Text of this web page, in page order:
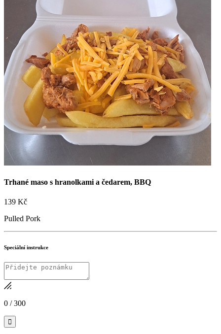
Objednat online +420 727 875 075
Sledujte nás na sítích!

Trhané maso s hranolkami a čedarem, BBQ
139 Kč
Pulled Pork
Speciální instrukce
0 /300
